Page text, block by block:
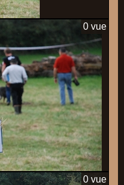
0 vue
0 vue